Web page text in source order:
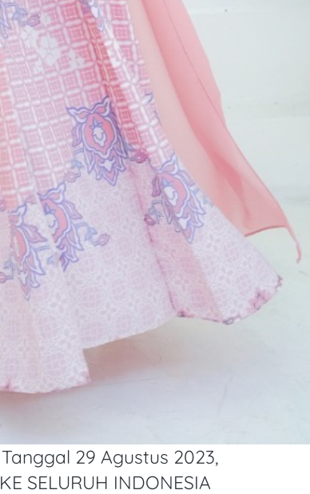
Tanggal 29 Agustus 2023,
KE SELURUH INDONESIA